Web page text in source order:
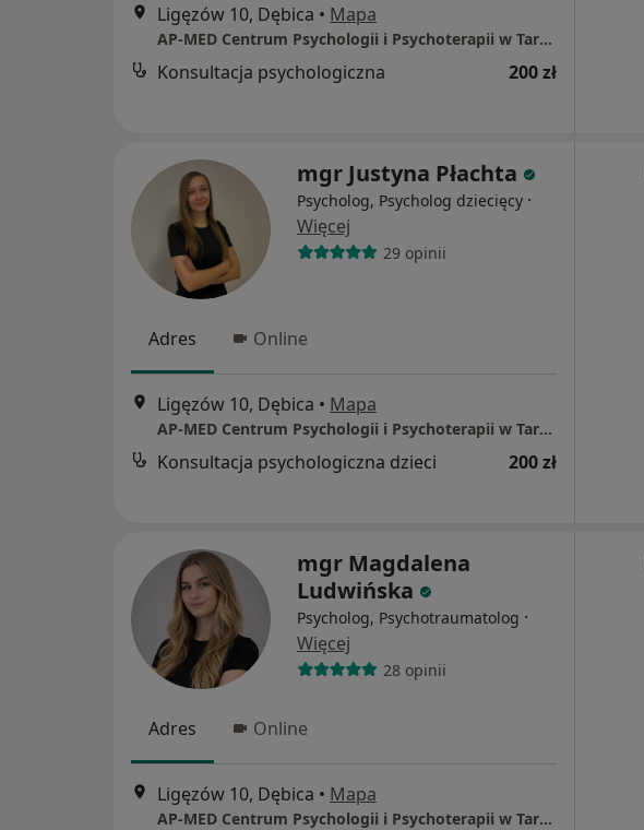
Ligęzów 10, Dębica • Mapa
AP-MED Centrum Psychologii i Psychoterapii w Tarnowie, Rzeszowie i Dębicy
Konsultacja psychologiczna 200 zł
mgr Justyna Płachta
Psycholog, Psycholog dziecięcy ·
Więcej
29 opinii
Adres Online
Ligęzów 10, Dębica • Mapa
AP-MED Centrum Psychologii i Psychoterapii w Tarnowie, Rzeszowie i Dębicy
Konsultacja psychologiczna dzieci 200 zł
mgr Magdalena
Ludwińska
Psycholog, Psychotraumatolog ·
Więcej
28 opinii
Adres Online
Ligęzów 10, Dębica • Mapa
AP-MED Centrum Psychologii i Psychoterapii w Tarnowie, Rzeszowie i Dębicy